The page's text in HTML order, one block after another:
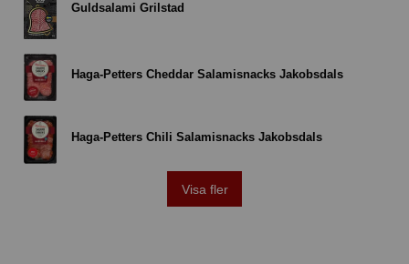
Guldsalami Grilstad
Haga-Petters Cheddar Salamisnacks Jakobsdals
Haga-Petters Chili Salamisnacks Jakobsdals
Visa fler